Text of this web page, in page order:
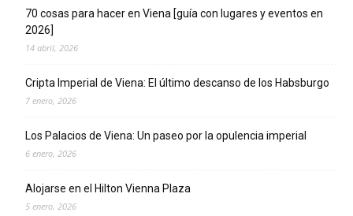
70 cosas para hacer en Viena [guía con lugares y eventos en
2026]
14 abril, 2026
Cripta Imperial de Viena: El último descanso de los Habsburgo
7 enero, 2026
Los Palacios de Viena: Un paseo por la opulencia imperial
6 enero, 2026
Alojarse en el Hilton Vienna Plaza
5 enero, 2026